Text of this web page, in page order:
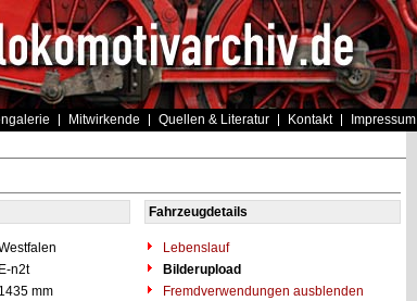
Mitwirkende Quellen & Literatur Kontakt Impressum
Fahrzeugdetails
Lebenslauf
E-n2t
Bilderupload
1435 mm Fremdverwendungen ausblenden